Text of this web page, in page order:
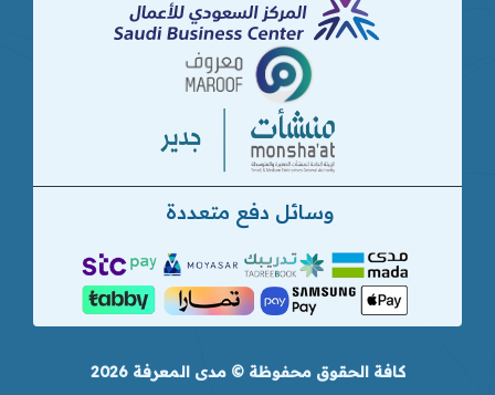
وسائل دفع متعددة
كافة الحقوق محفوظة © مدى المعرفة 2026